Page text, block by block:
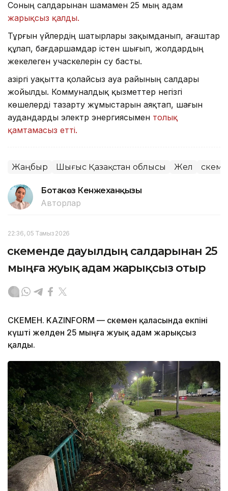
Соның салдарынан шамамен 25 мың адам
жарықсыз қалды.
Тұрғын үйлердің шатырлары зақымданып, ағаштар
құлап, бағдаршамдар істен шығып, жолдардың
жекелеген учаскелерін су басты.
Қазіргі уақытта қолайсыз ауа райының салдары
жойылды. Коммуналдық қызметтер негізгі
көшелерді тазарту жұмыстарын аяқтап, шағын
аудандарды электр энергиясымен толық
қамтамасыз етті.
Жаңбыр Шығыс Қазақстан облысы Жел
Ботакөз Кенжеханқызы
Авторлар
22:36, 05 Тамыз 2026
Өскеменде дауылдың салдарынан 25
мыңға жуық адам жарықсыз отыр
ӨСКЕМЕН. KAZINFORM — Өскемен қаласында екпіні
күшті желден 25 мыңға жуық адам жарықсыз
қалды.